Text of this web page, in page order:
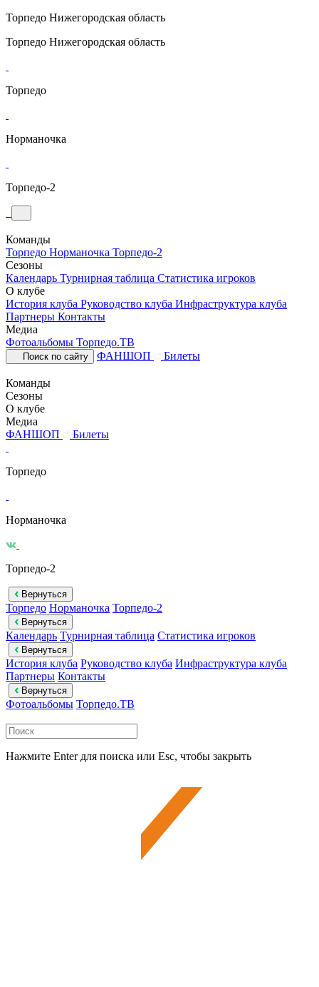
Торпедо Нижегородская область
Торпедо Нижегородская область
Торпедо
Норманочка
Торпедо-2
Команды
Торпедо Норманочка Торпедо-2
Сезоны
Календарь Турнирная таблица Статистика игроков
О клубе
История клуба Руководство клуба Инфраструктура клуба
Партнеры Контакты
Медиа
Фотоальбомы Торпедо.ТВ
Поиск по сайту ФАНШОП Билеты
Команды
Сезоны
О клубе
Медиа
ФАНШОП
Билеты
Торпедо
Норманочка
Торпедо-2
Вернуться
Торпедо Норманочка Торпедо-2
Вернуться
Календарь Турнирная таблица Статистика игроков
Вернуться
История клуба Руководство клуба Инфраструктура клуба
Партнеры Контакты
Вернуться
Фотоальбомы Торпедо.ТВ
Нажмите Enter для поиска или Esc, чтобы закрыть